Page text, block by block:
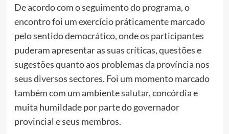
De acordo com o seguimento do programa, o
encontro foi um exercício práticamente marcado
pelo sentido democrático, onde os participantes
puderam apresentar as suas críticas, questões e
sugestões quanto aos problemas da província nos
seus diversos sectores. Foi um momento marcado
também com um ambiente salutar, concórdia e
muita humildade por parte do governador
provincial e seus membros.